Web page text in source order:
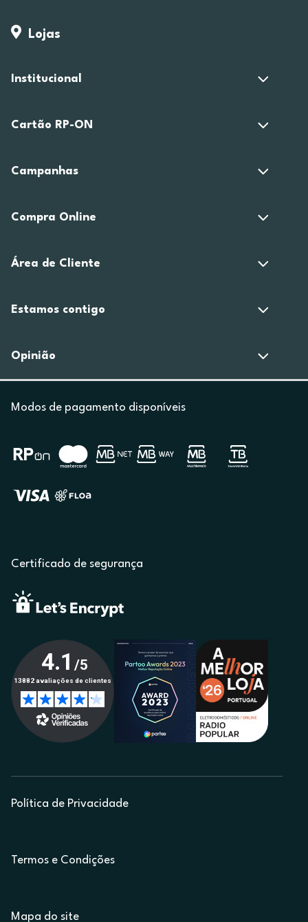
Lojas
Institucional
Cartão RP-ON
Campanhas
Compra Online
Área de Cliente
Estamos contigo
Opinião
Modos de pagamento disponíveis
Certificado de segurança
Política de Privacidade
Termos e Condições
Mapa do site